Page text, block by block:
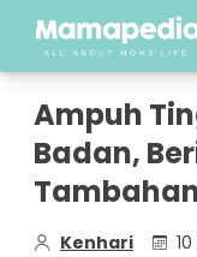
Ampuh
Badan,
Kenhari